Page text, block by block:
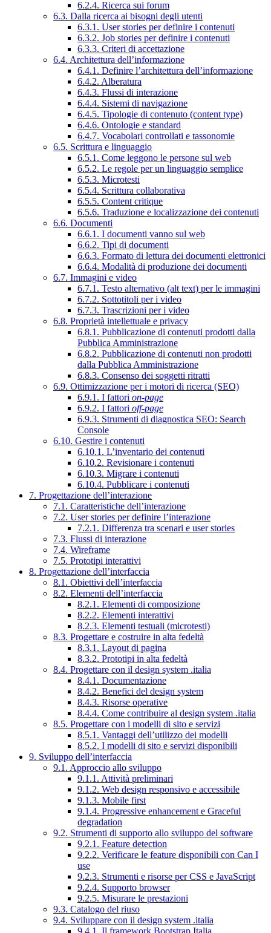
6.2.4. Ricerca sui forum
6.3. Dalla ricerca ai bisogni degli utenti
6.3.1. User stories per definire i contenuti
6.3.2. Job stories per definire i contenuti
6.3.3. Criteri di accettazione
6.4. Architettura dell’informazione
6.4.1. Definire l’architettura dell’informazione
6.4.2. Alberatura
6.4.3. Flussi di interazione
6.4.4. Sistemi di navigazione
6.4.5. Tipologie di contenuto (content type)
6.4.6. Ontologie e standard
6.4.7. Vocabolari controllati e tassonomie
6.5. Scrittura e linguaggio
6.5.1. Come leggono le persone sul web
6.5.2. Le regole per un linguaggio semplice
6.5.3. Microtesti
6.5.4. Scrittura collaborativa
6.5.5. Content critique
6.5.6. Traduzione e localizzazione dei contenuti
6.6. Documenti
6.6.1. I documenti vanno sul web
6.6.2. Tipi di documenti
6.6.3. Formato di lettura dei documenti elettronici
6.6.4. Modalità di produzione dei documenti
6.7. Immagini e video
6.7.1. Testo alternativo (alt text) per le immagini
6.7.2. Sottotitoli per i video
6.7.3. Trascrizioni per i video
6.8. Proprietà intellettuale e privacy
6.8.1. Pubblicazione di contenuti prodotti dalla
Pubblica Amministrazione
6.8.2. Pubblicazione di contenuti non prodotti
dalla Pubblica Amministrazione
6.8.3. Consenso dei soggetti ritratti
6.9. Ottimizzazione per i motori di ricerca (SEO)
6.9.1. I fattori on-page
6.9.2. I fattori off-page
6.9.3. Strumenti di diagnostica SEO: Search
Console
6.10. Gestire i contenuti
6.10.1. L’inventario dei contenuti
6.10.2. Revisionare i contenuti
6.10.3. Migrare i contenuti
6.10.4. Pubblicare i contenuti
7. Progettazione dell’interazione
7.1. Caratteristiche dell’interazione
7.2. User stories per definire l’interazione
7.2.1. Differenza tra scenari e user stories
7.3. Flussi di interazione
7.4. Wireframe
7.5. Prototipi interattivi
8. Progettazione dell’interfaccia
8.1. Obiettivi dell’interfaccia
8.2. Elementi dell’interfaccia
8.2.1. Elementi di composizione
8.2.2. Elementi interattivi
8.2.3. Elementi testuali (microtesti)
8.3. Progettare e costruire in alta fedeltà
8.3.1. Layout di pagina
8.3.2. Prototipi in alta fedeltà
8.4. Progettare con il design system .italia
8.4.1. Documentazione
8.4.2. Benefici del design system
8.4.3. Risorse operative
8.4.4. Come contribuire al design system .italia
8.5. Progettare con i modelli di sito e servizi
8.5.1. Vantaggi dell’utilizzo dei modelli
8.5.2. I modelli di sito e servizi disponibili
9. Sviluppo dell’interfaccia
9.1. Approccio allo sviluppo
9.1.1. Attività preliminari
9.1.2. Web design responsivo e accessibile
9.1.3. Mobile first
9.1.4. Progressive enhancement e Graceful
degradation
9.2. Strumenti di supporto allo sviluppo del software
9.2.1. Feature detection
9.2.2. Verificare le feature disponibili con Can I
use
9.2.3. Strumenti e risorse per CSS e JavaScript
9.2.4. Supporto browser
9.2.5. Misurare le prestazioni
9.3. Catalogo del riuso
9.4. Sviluppare con il design system .italia
9.4.1. Il framework Bootstrap Italia